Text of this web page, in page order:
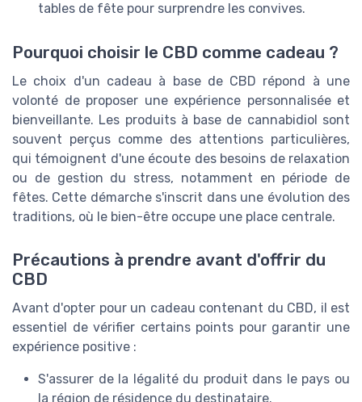
tables de fête pour surprendre les convives.
Pourquoi choisir le CBD comme cadeau ?
Le choix d'un cadeau à base de CBD répond à une
volonté de proposer une expérience personnalisée et
bienveillante. Les produits à base de cannabidiol sont
souvent perçus comme des attentions particulières,
qui témoignent d'une écoute des besoins de relaxation
ou de gestion du stress, notamment en période de
fêtes. Cette démarche s'inscrit dans une évolution des
traditions, où le bien-être occupe une place centrale.
Précautions à prendre avant d'offrir du
CBD
Avant d'opter pour un cadeau contenant du CBD, il est
essentiel de vérifier certains points pour garantir une
expérience positive :
S'assurer de la légalité du produit dans le pays ou
la région de résidence du destinataire.